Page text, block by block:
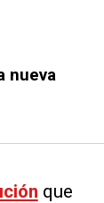
nueva
que